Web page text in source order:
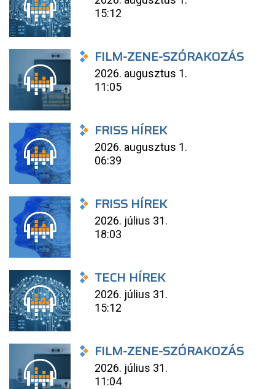
15:12
FILM-ZENE-SZÓRAKOZÁS
2026. augusztus 1.
11:05
FRISS HÍREK
2026. augusztus 1.
06:39
FRISS HÍREK
2026. július 31.
18:03
TECH HÍREK
2026. július 31.
15:12
FILM-ZENE-SZÓRAKOZÁS
2026. július 31.
11:04